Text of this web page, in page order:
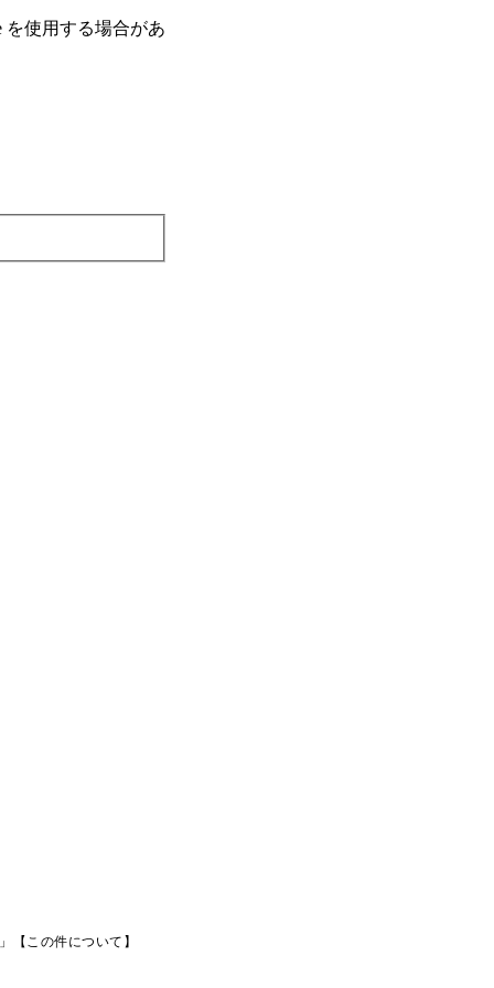
使⽤する場合があ
この件について】